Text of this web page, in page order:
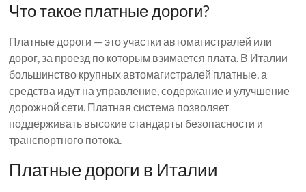
Что такое платные дороги?
Платные дороги — это участки автомагистралей или
дорог, за проезд по которым взимается плата. В Италии
большинство крупных автомагистралей платные, а
средства идут на управление, содержание и улучшение
дорожной сети. Платная система позволяет
поддерживать высокие стандарты безопасности и
транспортного потока.
Платные дороги в Италии